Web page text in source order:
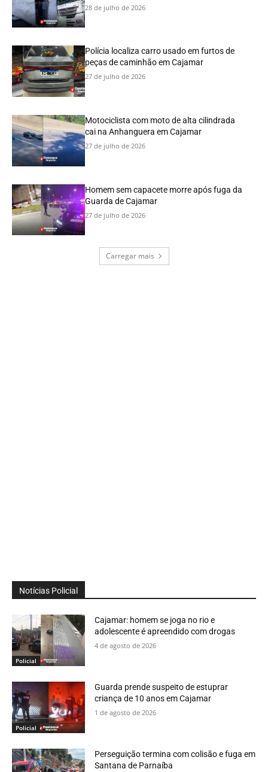
28 de julho de 2026
Polícia localiza carro usado em furtos de
peças de caminhão em Cajamar
27 de julho de 2026
Motociclista com moto de alta cilindrada
cai na Anhanguera em Cajamar
27 de julho de 2026
Homem sem capacete morre após fuga da
Guarda de Cajamar
27 de julho de 2026
Carregar mais
Notícias Policial
Policial
Cajamar: homem se joga no rio e
adolescente é apreendido com drogas
4 de agosto de 2026
Policial
Guarda prende suspeito de estuprar
criança de 10 anos em Cajamar
1 de agosto de 2026
Perseguição termina com colisão e fuga em
Santana de Parnaíba